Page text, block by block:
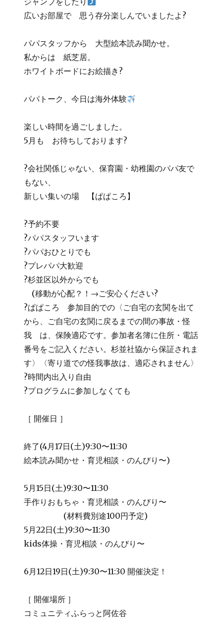
広いお部屋で 思う存分楽しんでいましたよ?
パパスタッフから 大型絵本読み聞かせ。
私からは 紙芝居。
ホワイトボードにお絵描き?
パパトーク、今日は海外体験
楽しい時間を過ごしました。
5月も お待ちしております?
?会社関係じゃない、保育園・幼稚園のパパ友で
もない、
新しい集いの場 【ぱぱころ】
?予約不要
?パパスタッフいます
?パパおひとりでも
?プレパパ大歓迎
?杉並区以外からでも
(移動が心配？！→ご安心ください?
?ぱぱころ 参加目的での〈ご自宅の玄関を出て
から、ご自宅の玄関に戻るまでの間の事故・怪
我 は、保険適応です。参加者名簿に住所・電話
番号をご記入ください。杉並社協から保証されま
す〉〈寄り道での怪我事故は、適応されません〉
?時間内出入り自由
?プログラムに参加しなくても
［ 開催日 ］
終了(4月17日(土)9:30〜11:30
絵本読み聞かせ・育児相談・のんびり〜)
5月15日(土)9:30〜11:30
手作りおもちゃ・育児相談・のんびり〜
(材料費別途100円予定)
5月22日(土)9:30〜11:30
kids体操・育児相談・のんびり〜
6月12日19日(土)9:30〜11:30 開催決定！
［ 開催場所 ］
コミュニティふらっと阿佐谷